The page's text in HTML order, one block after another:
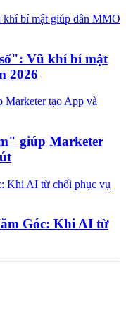
Vũ khí bí mật
2026
giúp Marketer
Góc: Khi AI từ